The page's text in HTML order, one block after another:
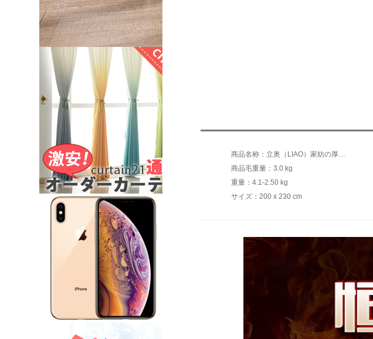
商品名称：立奥（LIAO）家紡の厚い保温親肌ファレサンゴのカシミア冬はダブルの掛け布団を芯学生寮に布団されてシンゲルに秋冬に小烈鳥150*200 cm 4.2.5 kg
商品毛重量：3.0 kg
重量：4.1-2.50 kg
サイズ：200 x 230 cm